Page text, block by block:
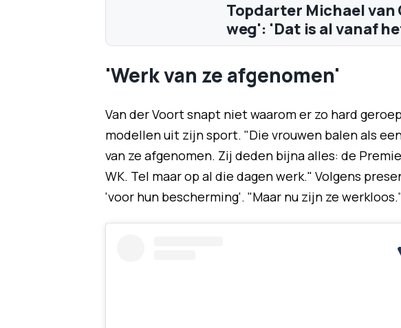
Topdarter Michael
weg': 'Dat is al vanaf
'Werk van ze afgenomen'
Van der Voort snapt niet waarom er zo hard
modellen uit zijn sport. "Die vrouwen balen als
van ze afgenomen. Zij deden bijna alles: de
WK. Tel maar op al die dagen werk." Volgens
'voor hun bescherming'. "Maar nu zijn ze